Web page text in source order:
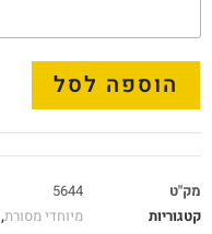
הוספה לסל
מק"ט
5644
קטגוריות
מיוחדי מסורת,